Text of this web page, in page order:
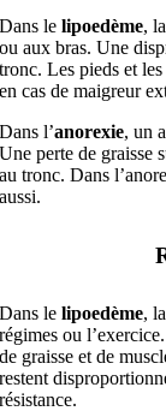
Dans lelipoedème,
ou aux bras. Une
tronc. Les pieds et
en cas de maigreur
Dans l’anorexie, un
Une perte de graisse
au tronc. Dans
aussi.
Dans lelipoedème,
régimes ou
de graisse et de
restent
résistance.